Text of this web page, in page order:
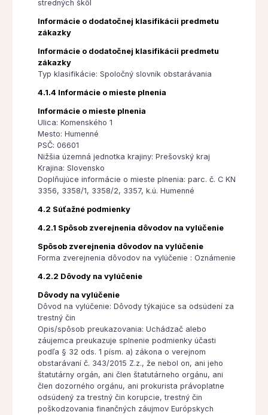
stredných škôl
Informácie o dodatočnej klasifikácii predmetu
zákazky
Informácie o dodatočnej klasifikácii predmetu
zákazky
Typ klasifikácie: Spoločný slovník obstarávania
4.1.4 Informácie o mieste plnenia
Informácie o mieste plnenia
Ulica: Komenského 1
Mesto: Humenné
PSČ: 06601
Nižšia územná jednotka krajiny: Prešovský kraj
Krajina: Slovensko
Doplňujúce informácie o mieste plnenia: parc. č. C KN
3356, 3358/1, 3358/2, 3357, k.ú. Humenné
4.2 Súťažné podmienky
4.2.1 Spôsob zverejnenia dôvodov na vylúčenie
Spôsob zverejnenia dôvodov na vylúčenie
Forma zverejnenia dôvodov na vylúčenie : Oznámenie
4.2.2 Dôvody na vylúčenie
Dôvody na vylúčenie
Dôvod na vylúčenie: Dôvody týkajúce sa odsúdení za
trestný čin
Opis/spôsob preukazovania: Uchádzač alebo
záujemca preukazuje splnenie podmienky účasti
podľa § 32 ods. 1 písm. a) zákona o verejnom
obstarávaní č. 343/2015 Z.z., že nebol on, ani jeho
štatutárny orgán, ani člen štatutárneho orgánu, ani
člen dozorného orgánu, ani prokurista právoplatne
odsúdený za trestný čin korupcie, trestný čin
poškodzovania finančných záujmov Európskych